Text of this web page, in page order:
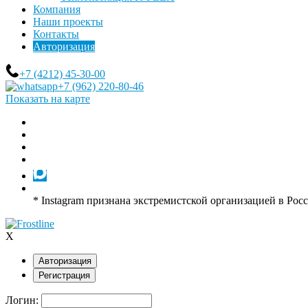
Компания
Наши проекты
Контакты
Авторизация
+7 (4212) 45-30-00
+7 (962) 220-80-46
Показать на карте
* Instagram признана экстремистской организацией в
X
Авторизация
Регистрация
Логин: